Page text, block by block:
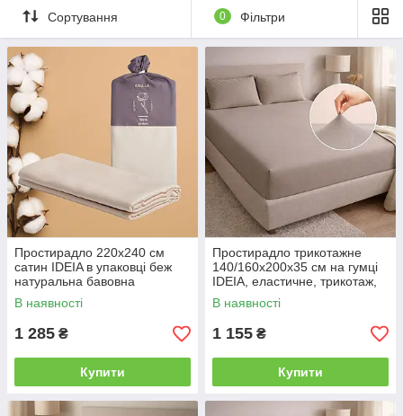
Сортування 0 Фільтри
Простирадло 220x240 см
сатин IDEIA в упаковці беж
натуральна бавовна
В наявності
1 285 ₴
Купити
Простирадло трикотажне
140/160х200х35 см на гумці
IDEIA, еластичне, трикотаж,
бавовна сірий/беж
В наявності
1 155 ₴
Купити